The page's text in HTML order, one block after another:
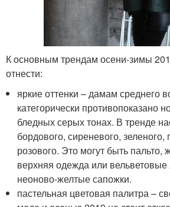
К основным трендам осени-зимы
отнести:
яркие оттенки – дамам среднего
категорически противопоказано
бледных серых тонах. В тренде
бордового, сиреневого, зеленого,
розового. Это могут быть пальто,
верхняя одежда или
неоново-желтые сапожки.
пастельная цветовая палитра –